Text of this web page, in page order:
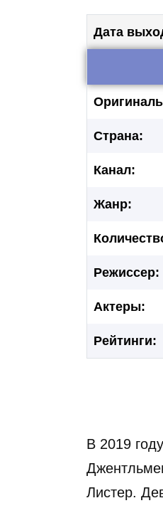
Дата
Страна:
Канал:
Жанр:
Режиссер:
Актеры:
Рейтинги:
В 2019
Листер.